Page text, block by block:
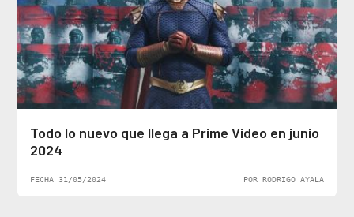
Todo lo nuevo que llega a Prime Video en junio
2024
FECHA 31/05/2024 POR RODRIGO AYALA